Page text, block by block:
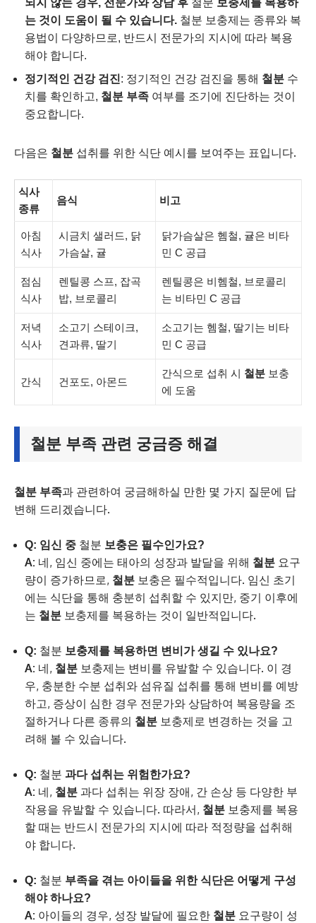
되지 않는 경우, 전문가와 상담 후 철분 보충제를 복용하
는 것이 도움이 될 수 있습니다. 철분 보충제는 종류와 복
용법이 다양하므로, 반드시 전문가의 지시에 따라 복용
해야 합니다.
정기적인 건강 검진: 정기적인 건강 검진을 통해 철분 수
치를 확인하고, 철분 부족 여부를 조기에 진단하는 것이
중요합니다.
다음은 철분 섭취를 위한 식단 예시를 보여주는 표입니다.
식사
종류
음식 비고
아침
식사
시금치 샐러드, 닭
가슴살, 귤
닭가슴살은 헴철, 귤은 비타
민 C 공급
점심
식사
렌틸콩 스프, 잡곡
밥, 브로콜리
렌틸콩은 비헴철, 브로콜리
는 비타민 C 공급
저녁
식사
소고기 스테이크,
견과류, 딸기
소고기는 헴철, 딸기는 비타
민 C 공급
간식 건포도, 아몬드
간식으로 섭취 시 철분 보충
에 도움
철분 부족 관련 궁금증 해결
철분 부족과 관련하여 궁금해하실 만한 몇 가지 질문에 답
변해 드리겠습니다.
Q: 임신 중 철분 보충은 필수인가요?
A: 네, 임신 중에는 태아의 성장과 발달을 위해 철분 요구
량이 증가하므로, 철분 보충은 필수적입니다. 임신 초기
에는 식단을 통해 충분히 섭취할 수 있지만, 중기 이후에
는 철분 보충제를 복용하는 것이 일반적입니다.
Q: 철분 보충제를 복용하면 변비가 생길 수 있나요?
A: 네, 철분 보충제는 변비를 유발할 수 있습니다. 이 경
우, 충분한 수분 섭취와 섬유질 섭취를 통해 변비를 예방
하고, 증상이 심한 경우 전문가와 상담하여 복용량을 조
절하거나 다른 종류의 철분 보충제로 변경하는 것을 고
려해 볼 수 있습니다.
Q: 철분 과다 섭취는 위험한가요?
A: 네, 철분 과다 섭취는 위장 장애, 간 손상 등 다양한 부
작용을 유발할 수 있습니다. 따라서, 철분 보충제를 복용
할 때는 반드시 전문가의 지시에 따라 적정량을 섭취해
야 합니다.
Q: 철분 부족을 겪는 아이들을 위한 식단은 어떻게 구성
해야 하나요?
A: 아이들의 경우, 성장 발달에 필요한 철분 요구량이 성